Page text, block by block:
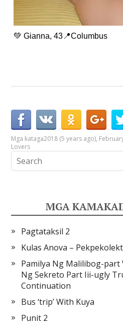
💚 Gianna, 43📍Columbus
Mga kataga2018 (5 years ago),
Lovers
MGA
Pagtataksil 2
Kulas Anova –
Pamilya Ng Malilibog-part
Ng Sekreto Part Iii-ugly
Continuation
Bus ‘trip’ With Kuya
Punit 2